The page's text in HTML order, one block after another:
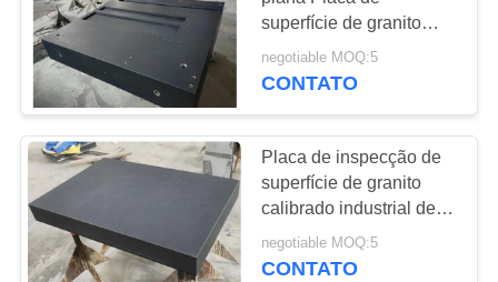
CONTROLE
DA
QUALIDADE
CONTACTE-
NOS
do granito
Placa de superfície
do ferro fundido
16
superfície de granito
com ranhuras em T
negotiable MOQ:5
CONTATO
Placa de inspecção de
superfície de granito
calibrado industrial de
pequena dimensão com
suporte
negotiable MOQ:5
CONTATO